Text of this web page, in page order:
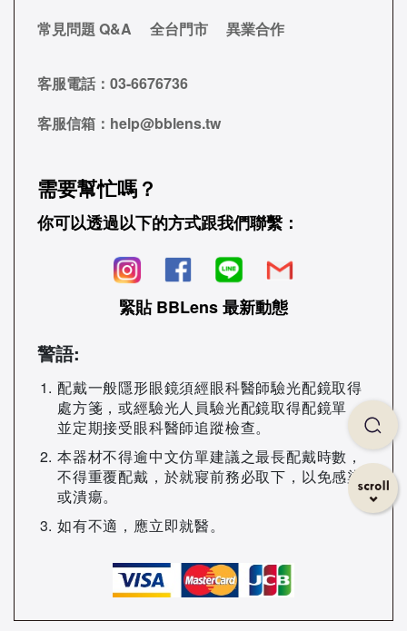
常見問題 Q&A 全台門市 異業合作
客服電話： 03-6676736
客服信箱： help@bblens.tw
需要幫忙嗎？
你可以透過以下的方式跟我們聯繫：
緊貼 BBLens 最新動態
警語:
配戴一般隱形眼鏡須經眼科醫師驗光配鏡取得
處方箋，或經驗光人員驗光配鏡取得配鏡單，
並定期接受眼科醫師追蹤檢查。
本器材不得逾中文仿單建議之最長配戴時數，
不得重覆配戴，於就寢前務必取下，以免感染
或潰瘍。
如有不適，應立即就醫。